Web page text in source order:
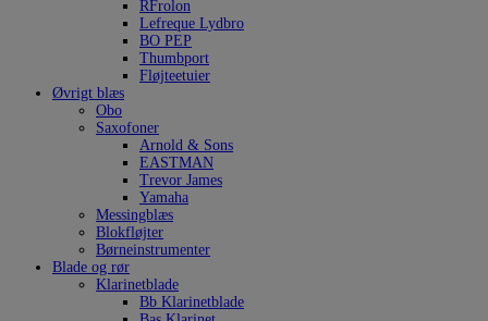
RFrolon
Lefreque Lydbro
BO PEP
Thumbport
Fløjteetuier
Øvrigt blæs
Obo
Saxofoner
Arnold & Sons
EASTMAN
Trevor James
Yamaha
Messingblæs
Blokfløjter
Børneinstrumenter
Blade og rør
Klarinetblade
Bb Klarinetblade